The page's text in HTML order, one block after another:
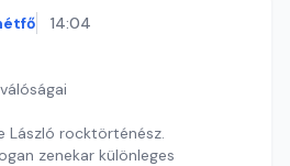
14:04
László rocktörténész.
zenekar különleges